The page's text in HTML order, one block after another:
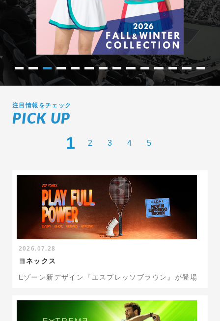
注目情報をチェック
PICK UP
1 2 3 4 5
2026.07.28
ヨネックス
Eゾーン新デザイン『エスプレッソブラウン』が登場